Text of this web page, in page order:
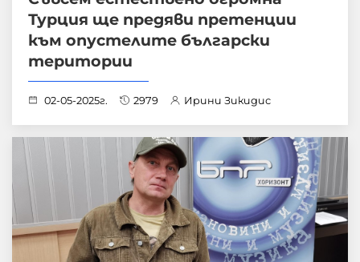
Турция ще предяви претенции
към опустелите български
територии
02-05-2025г. 2979 Ирини Зикидис